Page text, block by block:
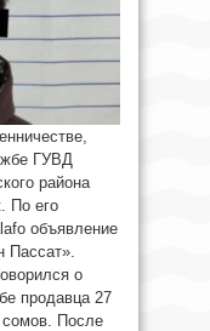
ГУВД
района
По его
объявление
Пассат».
о
продавца 27
После